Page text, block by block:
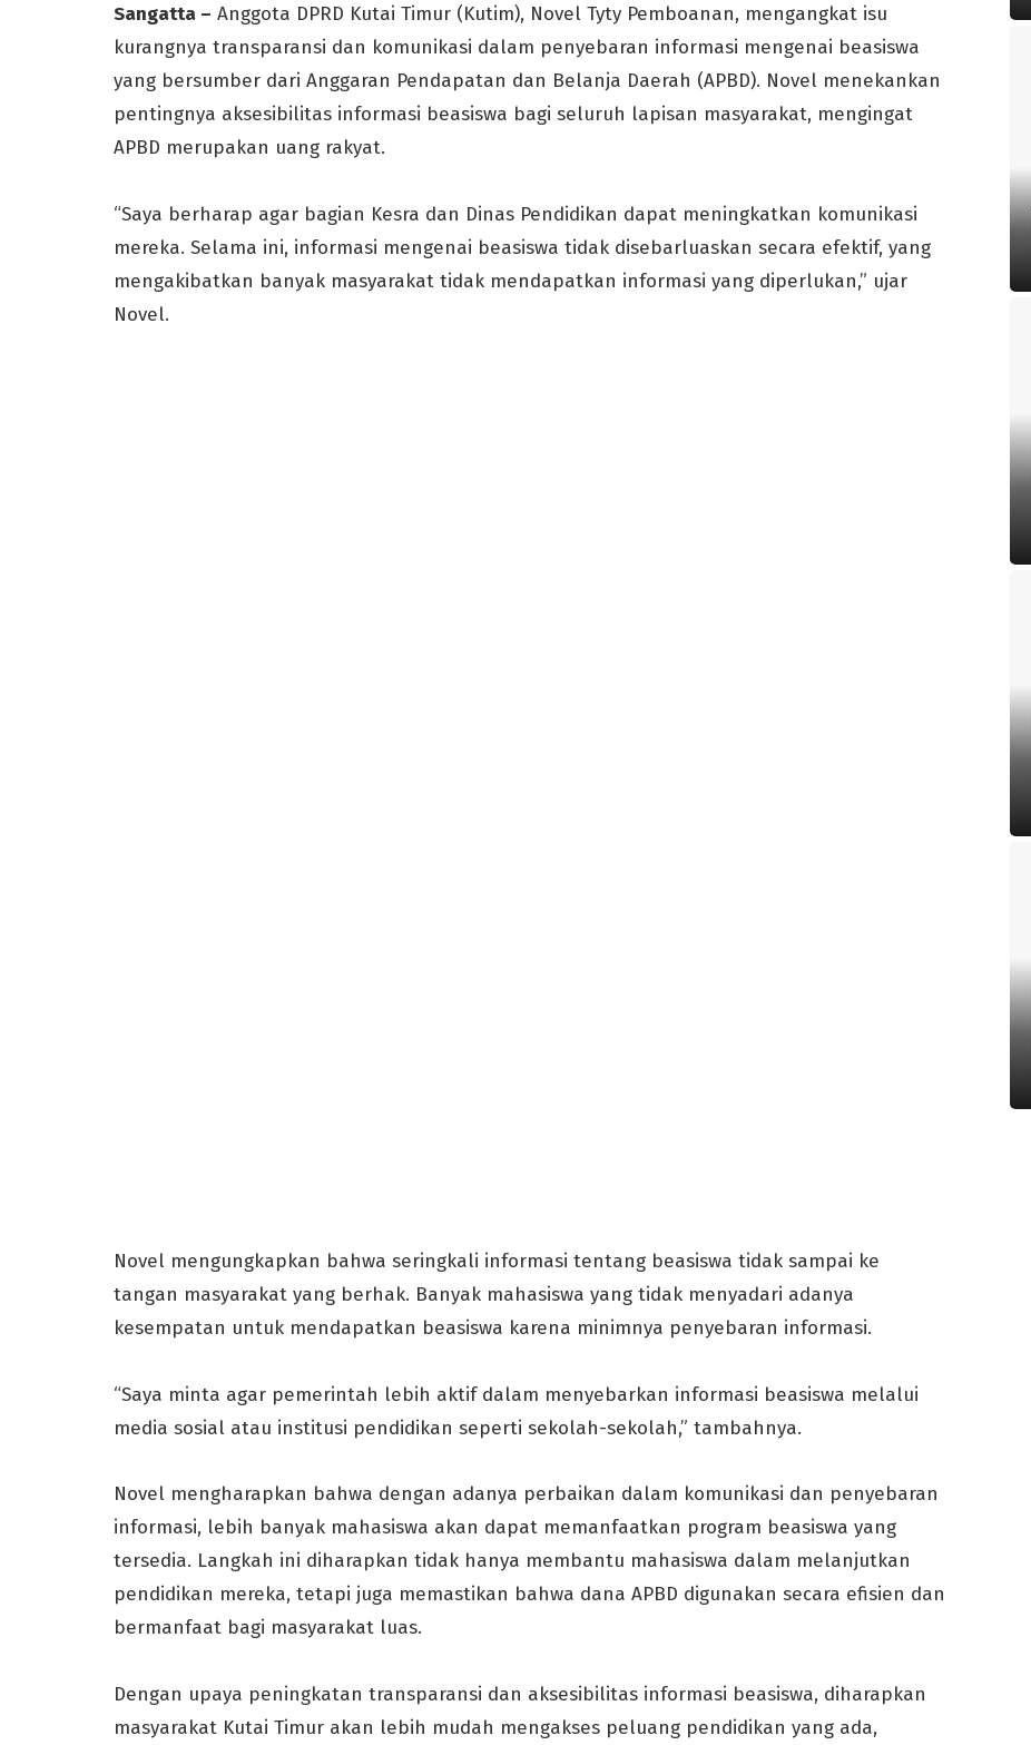
Sangatta – Anggota DPRD Kutai Timur (Kutim), Novel Tyty Pemboanan, mengangkat isu
kurangnya transparansi dan komunikasi dalam penyebaran informasi mengenai beasiswa
yang bersumber dari Anggaran Pendapatan dan Belanja Daerah (APBD). Novel menekankan
pentingnya aksesibilitas informasi beasiswa bagi seluruh lapisan masyarakat, mengingat
APBD merupakan uang rakyat.
“Saya berharap agar bagian Kesra dan Dinas Pendidikan dapat meningkatkan komunikasi
mereka. Selama ini, informasi mengenai beasiswa tidak disebarluaskan secara efektif, yang
mengakibatkan banyak masyarakat tidak mendapatkan informasi yang diperlukan,” ujar
Novel.
Novel mengungkapkan bahwa seringkali informasi tentang beasiswa tidak sampai ke
tangan masyarakat yang berhak. Banyak mahasiswa yang tidak menyadari adanya
kesempatan untuk mendapatkan beasiswa karena minimnya penyebaran informasi.
“Saya minta agar pemerintah lebih aktif dalam menyebarkan informasi beasiswa melalui
media sosial atau institusi pendidikan seperti sekolah-sekolah,” tambahnya.
Novel mengharapkan bahwa dengan adanya perbaikan dalam komunikasi dan penyebaran
informasi, lebih banyak mahasiswa akan dapat memanfaatkan program beasiswa yang
tersedia. Langkah ini diharapkan tidak hanya membantu mahasiswa dalam melanjutkan
pendidikan mereka, tetapi juga memastikan bahwa dana APBD digunakan secara efisien dan
bermanfaat bagi masyarakat luas.
Dengan upaya peningkatan transparansi dan aksesibilitas informasi beasiswa, diharapkan
masyarakat Kutai Timur akan lebih mudah mengakses peluang pendidikan yang ada,